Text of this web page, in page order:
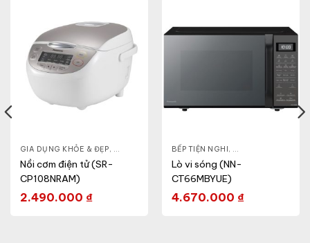
GIA DỤNG KHỎE & ĐẸP, NỒI - ẤM - CA - BÌNH ,NỒI CƠM ĐIỆN
Nồi cơm điện tử (SR-
CP108NRAM)
2.490.000 ₫
BẾP TIỆN NGHI, GIA DỤNG KHỎE &
Lò vi sóng (NN-
CT66MBYUE)
4.670.000 ₫
CA - BÌNH, NỒI CƠM ĐIỆN